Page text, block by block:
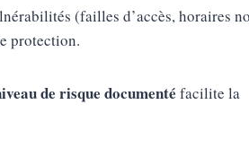
(failles d’accès, horaires
protection.
de risque documenté facilite la